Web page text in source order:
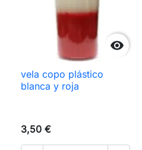

vela copo plástico
blanca y roja
3,50 €